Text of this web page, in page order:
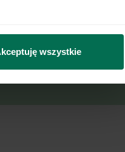
wszystkie